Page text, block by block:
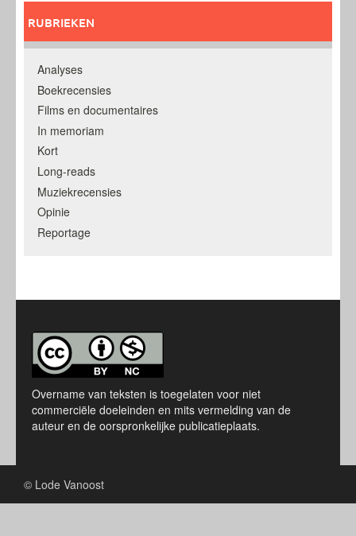
RUBRIEKEN
Analyses
Boekrecensies
Films en documentaires
In memoriam
Kort
Long-reads
Muziekrecensies
Opinie
Reportage
Overname van teksten is toegelaten voor niet
commerciële doeleinden en mits vermelding van de
auteur en de oorspronkelijke publicatieplaats.
© Lode Vanoost